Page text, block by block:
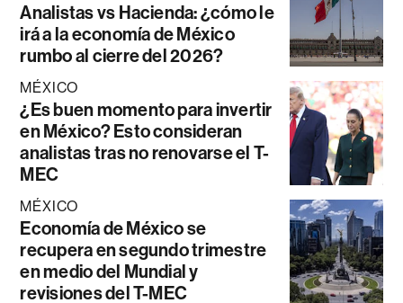
Analistas vs Hacienda: ¿cómo le
irá a la economía de México
rumbo al cierre del 2026?
MÉXICO
¿Es buen momento para invertir
en México? Esto consideran
analistas tras no renovarse el T-
MEC
MÉXICO
Economía de México se
recupera en segundo trimestre
en medio del Mundial y
revisiones del T-MEC